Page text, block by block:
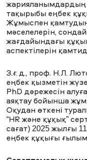
тақырыбы еңбек
Жұмыспен
мәселелерін,
жағдайындағы
аспектілерін
З.ғ. д., проф. Н.Л.
еңбек қызметін
PhD дәрежесін
аяқтау бойынша
Оқудан өткені
“HR және құқық”
сағат) 2025 жылғы
еңбек құқығы